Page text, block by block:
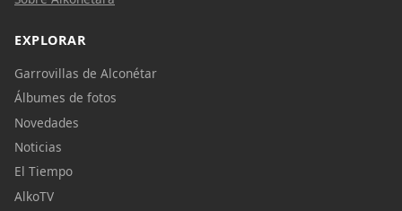
EXPLORAR
Garrovillas de Alconétar
Álbumes de fotos
Novedades
Noticias
El Tiempo
AlkoTV